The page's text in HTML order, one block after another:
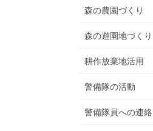
森の農園づくり
森の遊園地づくり
耕作放棄地活用
警備隊の活動
警備隊員への連絡